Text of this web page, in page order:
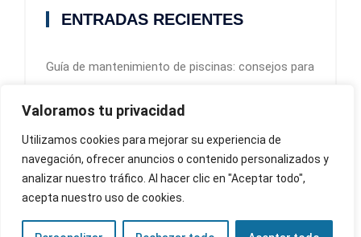
Valoramos tu privacidad
Utilizamos cookies para mejorar su experiencia de
navegación, ofrecer anuncios o contenido personalizados y
analizar nuestro tráfico. Al hacer clic en "Aceptar todo",
acepta nuestro uso de cookies.
ENTRADAS RECIENTES
Guía de mantenimiento de piscinas: consejos para
Cómo elegir la electrobomba perfecta para tu
piscina